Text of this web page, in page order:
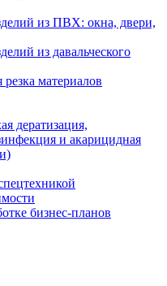
из ПВХ: окна, двери,
из давальческого
резка материалов
дератизация,
и акарицидная
бизнес-планов